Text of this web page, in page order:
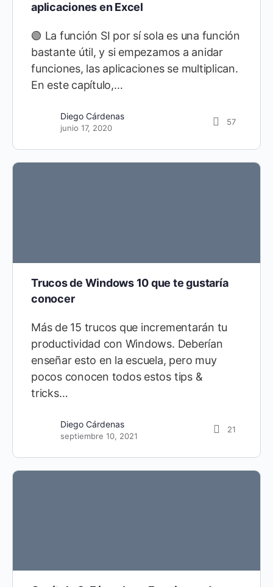
aplicaciones en Excel
🟢 La función SI por sí sola es una función
bastante útil, y si empezamos a anidar
funciones, las aplicaciones se multiplican.
En este capítulo,…
Diego Cárdenas
junio 17, 2020
57
Trucos de Windows 10 que te gustaría
conocer
Más de 15 trucos que incrementarán tu
productividad con Windows. Deberían
enseñar esto en la escuela, pero muy
pocos conocen todos estos tips &
tricks…
Diego Cárdenas
septiembre 10, 2021
21